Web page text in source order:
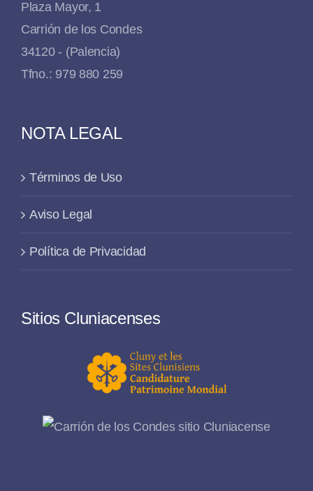
Plaza Mayor, 1
Carrión de los Condes
34120 - (Palencia)
Tfno.: 979 880 259
NOTA LEGAL
Términos de Uso
Aviso Legal
Política de Privacidad
Sitios Cluniacenses